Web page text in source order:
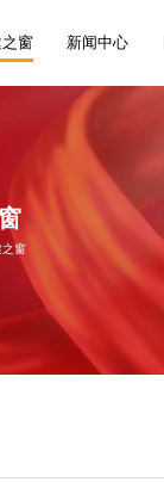
窗 新闻中心
之窗